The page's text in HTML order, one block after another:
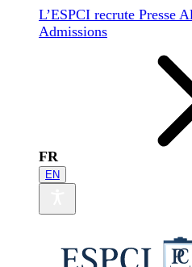
L’ESPCI recrute Presse
Admissions
FR
EN